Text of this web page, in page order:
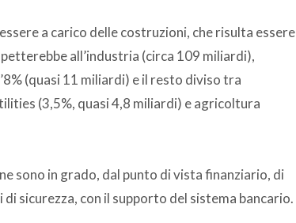
a carico delle costruzioni, che risulta essere
all’industria (circa 109 miliardi),
(quasi 11 miliardi) e il resto diviso tra
(3,5%, quasi 4,8 miliardi) e agricoltura
sono in grado, dal punto di vista finanziario, di
sicurezza, con il supporto del sistema bancario.